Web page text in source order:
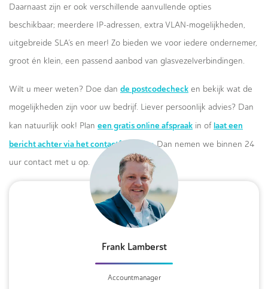
Daarnaast zijn er ook verschillende aanvullende opties
beschikbaar; meerdere IP-adressen, extra VLAN-mogelijkheden,
uitgebreide SLA’s en meer! Zo bieden we voor iedere ondernemer,
groot én klein, een passend aanbod van glasvezelverbindingen.
Wilt u meer weten? Doe dan de postcodecheck en bekijk wat de
mogelijkheden zijn voor uw bedrijf. Liever persoonlijk advies? Dan
kan natuurlijk ook! Plan een gratis online afspraak in of laat een
bericht achter via het contactformulier.Dan nemen we binnen 24
uur contact met u op.
Frank Lamberst
Accountmanager